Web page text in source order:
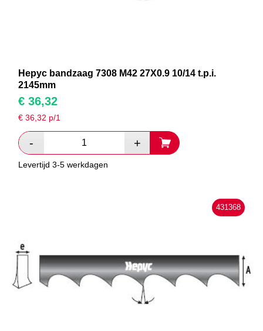
Hepyc bandzaag 7308 M42 27X0.9 10/14 t.p.i.
2145mm
€ 36,32
€36,32 p/1
Levertijd 3-5 werkdagen
431368